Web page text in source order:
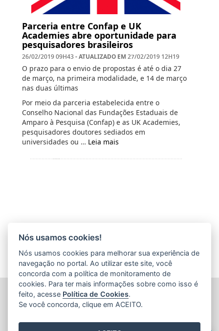
Parceria entre Confap e UK
Academies abre oportunidade para
pesquisadores brasileiros
26/02/2019 09H43- ATUALIZADO EM 27/02/2019 12H19
O prazo para o envio de propostas é até o dia 27
de março, na primeira modalidade, e 14 de março
nas duas últimas
Por meio da parceria estabelecida entre o
Conselho Nacional das Fundações Estaduais de
Amparo à Pesquisa (Confap) e as UK Academies,
pesquisadores doutores sediados em
universidades ou … Leia mais
FUNDAÇÃO DE AMPARO À PESQUISA E INOVAÇÃO DO
ESPÍRITO SANTO (FAPES)
CEP: 29066-380 - Vitória / ES
Nós usamos cookies!
Nós usamos cookies para melhorar sua experiência de
navegação no portal. Ao utilizar este site, você
concorda com a política de monitoramento de
cookies. Para ter mais informações sobre como isso é
feito, acesse Política de Cookies.
Se você concorda, clique em ACEITO.